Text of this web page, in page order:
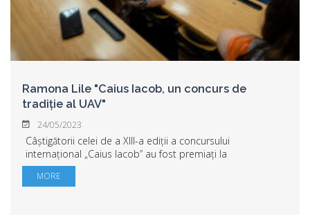
Ramona Lile "Caius Iacob, un concurs de
tradiție al UAV"
24/05/2023
Câștigătorii celei de a XIII-a ediții a concursului
internațional „Caius Iacob” au fost premiați la
Universitatea „Aurel Vlaicu” din Arad într-un cadru festiv. În
prezența rectorului UAV, Ramona Lile,...
MORE